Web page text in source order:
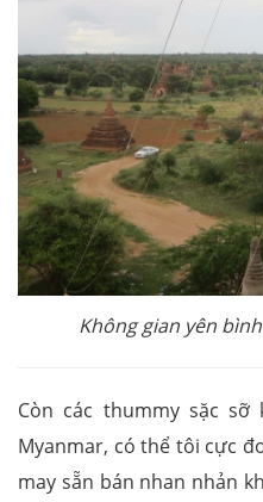
Không gian yên
Còn các thummy sặc
Myanmar, có thể tôi cực
may sẵn bán nhan nhản